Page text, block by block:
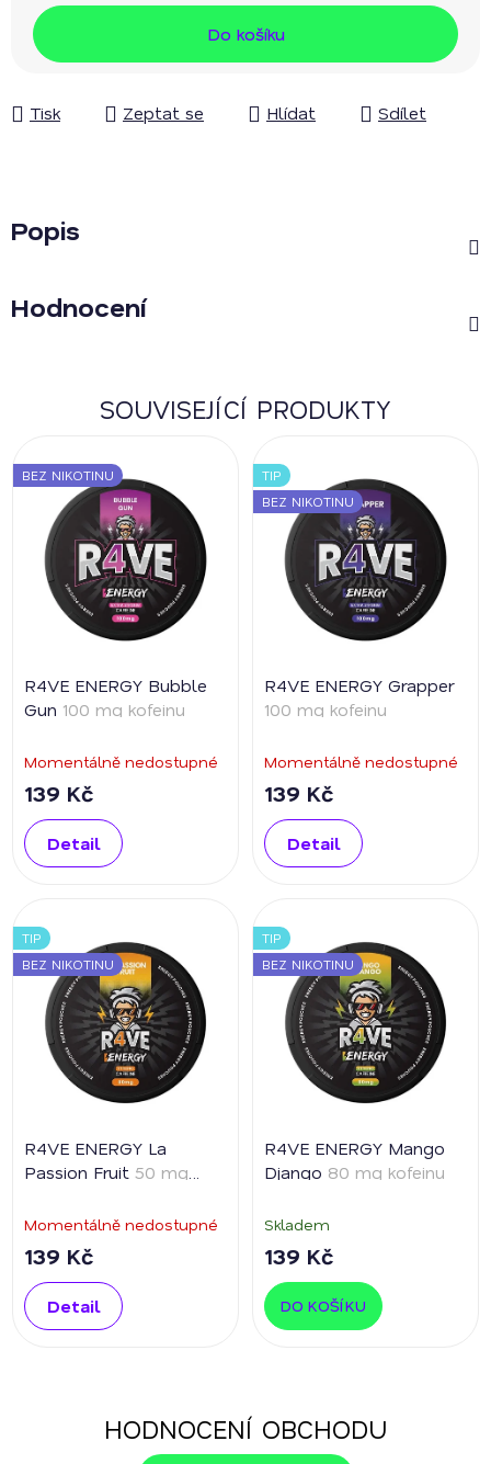
Měrná cena:
Do košíku
Tisk Zeptat se Hlídat Sdílet
Popis
Hodnocení
SOUVISEJÍCÍ PRODUKTY
BEZ NIKOTINU
R4VE ENERGY Bubble
Gun 100 mg kofeinu
Momentálně nedostupné
139 Kč
Detail
TIP
BEZ NIKOTINU
R4VE ENERGY Grapper
100 mg kofeinu
Momentálně nedostupné
139 Kč
Detail
TIP
BEZ NIKOTINU
R4VE ENERGY La
Passion Fruit 50 mg
Momentálně nedostupné
139 Kč
Detail
TIP
BEZ NIKOTINU
R4VE ENERGY Mango
Django 80 mg kofeinu
Skladem
139 Kč
DO KOŠÍKU
HODNOCENÍ OBCHODU